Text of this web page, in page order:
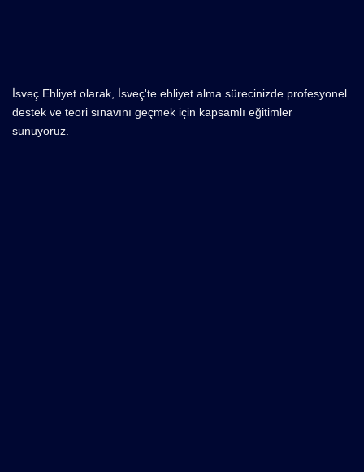
İsveç Ehliyet olarak, İsveç'te ehliyet alma sürecinizde profesyonel
destek ve teori sınavını geçmek için kapsamlı eğitimler
sunuyoruz.